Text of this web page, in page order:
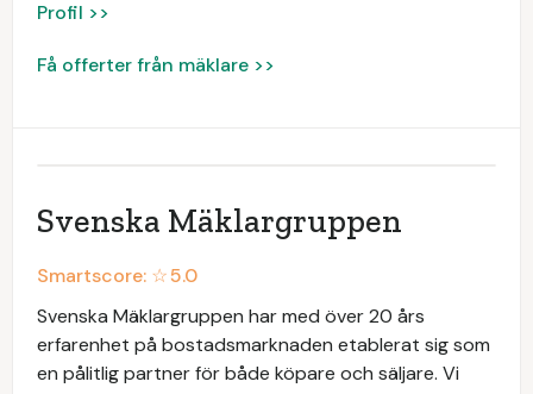
Profil >>
Få offerter från mäklare >>
Svenska Mäklargruppen
Smartscore: ☆5.0
Svenska Mäklargruppen har med över 20 års
erfarenhet på bostadsmarknaden etablerat sig som
en pålitlig partner för både köpare och säljare. Vi